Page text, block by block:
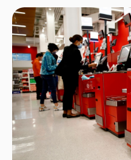
이유는 물가상승 압력을 소비자에
월마트와 타겟의 실적은 소비자들이
줄이거나 더 저렴한 제품을 선택하는
시사했다. 이는 결과적으로 타겟과
이익은 크게 줄어드는 결과를 낳게
대한 우려가 강하게 나타나면서
하락폭을 기록했다. 월가 투자은행인
데스몬드 로렌스(Desmond
건 수익이 어떻게 유지되느냐이다."
많은 변동성을 겪을 것으로 전망했다
반대로 인플레이션에는 하방 압력으
(Breakeven Inflation rate)은 다시
증가하며 10년 만기 국채 수익률은